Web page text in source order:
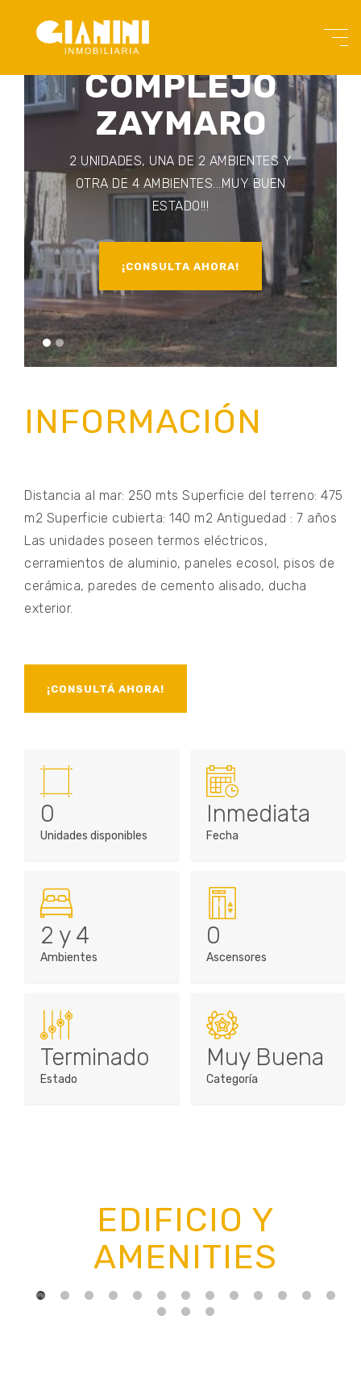
COMPLEJO
ZAYMARO
2 UNIDADES, UNA DE 2 AMBIENTES Y
OTRA DE 4 AMBIENTES...MUY BUEN
ESTADO!!!
¡CONSULTA AHORA!
INFORMACIÓN
Distancia al mar: 250 mts Superficie del terreno: 475
m2 Superficie cubierta: 140 m2 Antiguedad : 7 años
Las unidades poseen termos eléctricos,
cerramientos de aluminio, paneles ecosol, pisos de
cerámica, paredes de cemento alisado, ducha
exterior.
¡CONSULTÁ AHORA!
0
Unidades disponibles
Inmediata
Fecha
2 y 4
Ambientes
0
Ascensores
Terminado
Estado
Muy Buena
Categoría
EDIFICIO Y
AMENITIES
Previous